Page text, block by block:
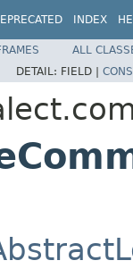
INDEX
ALL
DETAIL: FIELD |